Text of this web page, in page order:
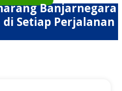
Banjarnegara
Setiap Perjalanan